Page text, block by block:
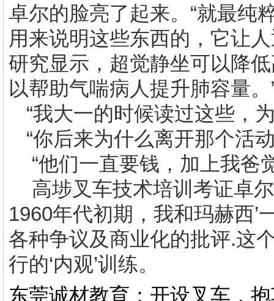
卓尔的脸亮了起来。“就最纯
用来说明这些东西的，它让
研究显示，超觉静坐可以降
以帮助气喘病人提升肺容量。
“我大一的时候读过这些，
“你后来为什么离开那个活
“他们一直要钱，加上我爸
高埗叉车技术培训考证卓
1960年代初期，我和玛赫西’
各种争议及商业化的批评.这
行的‘内观’训练。
东莞诚材教育：开设叉车，